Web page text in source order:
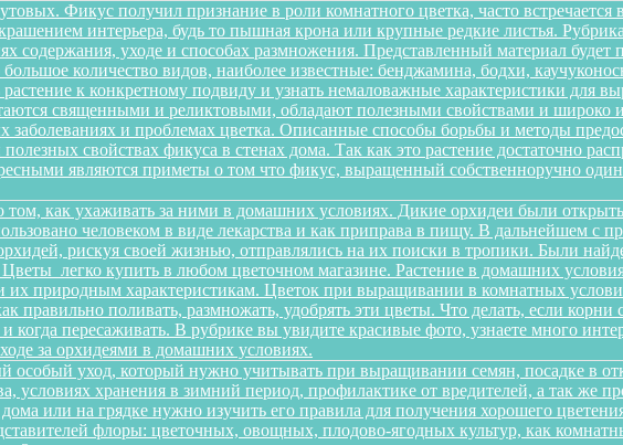
Фикус получил признание в роли комнатного цветка, часто
интерьера, будь то пышная крона или крупные редкие листья.
уходе и способах размножения. Представленный материал будет
количество видов, наиболее известные: бенджамина, бодхи,
к конкретному подвиду и узнать немаловажные характеристики для
священными и реликтовыми, обладают полезными свойствами и широко
заболеваниях и проблемах цветка. Описанные способы борьбы и методы
свойствах фикуса в стенах дома. Так как это растение достаточно
являются приметы о том что фикус, выращенный собственноручно
том, как ухаживать за ними в домашних условиях. Дикие орхидеи были
человеком в виде лекарства и как приправа в пищу. В дальнейшем с
рискуя своей жизнью, отправлялись на их поиски в тропики. Были
легко купить в любом цветочном магазине. Растение в домашних
природным характеристикам. Цветок при выращивании в комнатных
правильно поливать, размножать, удобрять эти цветы. Что делать, если
когда пересаживать. В рубрике вы увидите красивые фото, узнаете много
за орхидеями в домашних условиях.
особый уход, который нужно учитывать при выращивании семян, посадке в
хранения в зимний период, профилактике от вредителей, а так же
дома или на грядке нужно изучить его правила для получения хорошего
флоры: цветочных, овощных, плодово-ягодных культур, как